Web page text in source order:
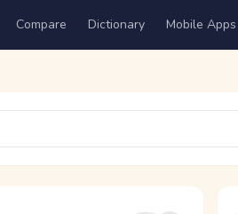
Compare Dictionary Mobile Apps